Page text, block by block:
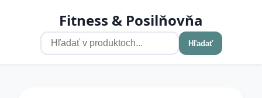
Fitness & Posilňovňa
Hľadať